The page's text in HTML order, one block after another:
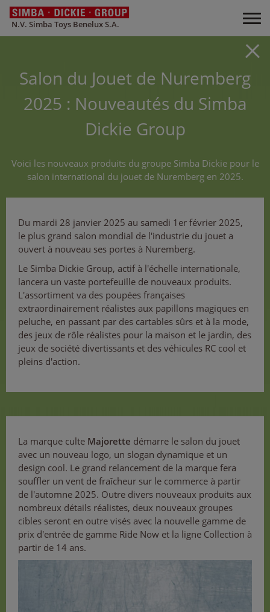
N.V. Simba Toys Benelux S.A.
Salon du Jouet de Nuremberg
2025 : Nouveautés du Simba
Dickie Group
Voici les nouveaux produits du groupe Simba Dickie pour le
salon international du jouet de Nuremberg en 2025.
Du mardi 28 janvier 2025 au samedi 1er février 2025,
le plus grand salon mondial de l'industrie du jouet a
ouvert à nouveau ses portes à Nuremberg.
Le Simba Dickie Group, actif à l'échelle internationale,
lancera un vaste portefeuille de nouveaux produits.
L'assortiment va des poupées françaises
extraordinairement réalistes aux papillons magiques en
peluche, en passant par des cartables sûrs et à la mode,
des jeux de rôle réalistes pour la maison et le jardin, des
jeux de société divertissants et des véhicules RC cool et
pleins d'action.
La marque culte Majorette démarre le salon du jouet
avec un nouveau logo, un slogan dynamique et un
design cool. Le grand relancement de la marque fera
souffler un vent de fraîcheur sur le commerce à partir
de l'automne 2025. Outre divers nouveaux produits aux
nombreux détails réalistes, deux nouveaux groupes
cibles seront en outre visés avec la nouvelle gamme de
prix d'entrée de gamme Ride Now et la ligne Collection à
partir de 14 ans.